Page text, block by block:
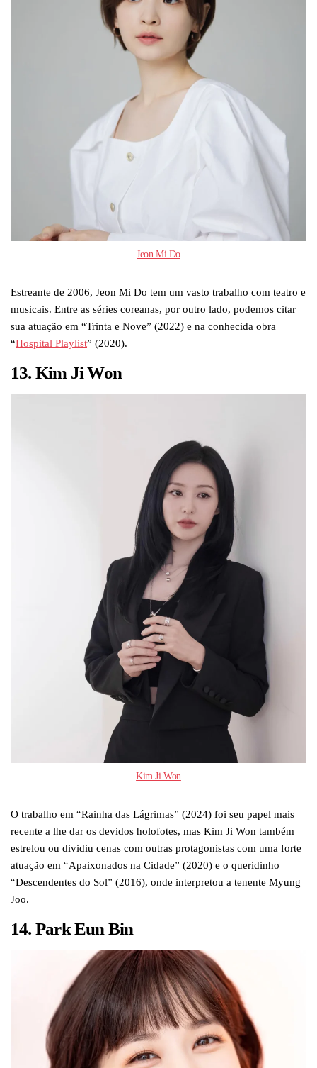
Jeon Mi Do
Estreante de 2006, Jeon Mi Do tem um vasto trabalho com teatro e
musicais. Entre as séries coreanas, por outro lado, podemos citar
sua atuação em “Trinta e Nove” (2022) e na conhecida obra
“Hospital Playlist” (2020).
13. Kim Ji Won
Kim Ji Won
O trabalho em “Rainha das Lágrimas” (2024) foi seu papel mais
recente a lhe dar os devidos holofotes, mas Kim Ji Won também
estrelou ou dividiu cenas com outras protagonistas com uma forte
atuação em “Apaixonados na Cidade” (2020) e o queridinho
“Descendentes do Sol” (2016), onde interpretou a tenente Myung
Joo.
14. Park Eun Bin